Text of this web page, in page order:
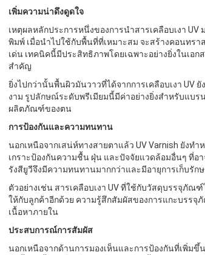
เพิ่มความน่าดึงดูดใจ
เหตุผลหลักประการหนึ่งของการนําสารเคลือบเงา
พิมพ์ เมื่อนําไปใช้กับพื้นที่ที่เหมาะสม จะสร้างคอนทร
เด่น เทคนิคนี้มีประสิทธิภาพโดยเฉพาะอย่างยิ่งในเอ
สําคัญ
ยิ่งไปกว่านั้นพื้นผิวมันวาวที่ได้จากการเคลือบเงา
งาม รูปลักษณ์ระดับพรีเมียมนี้มีค่าอย่างยิ่งสําหรับแบ
ผลิตภัณฑ์ของตน
การป้องกันและความทนทาน
นอกเหนือจากเสน่ห์ทางสายตาแล้ว UV Varnish ยัง
เกราะป้องกันความชื้น ฝุ่น และปัจจัยแวดล้อมอื่นๆ ที่อ
รังสียูวีจึงมีความทนทานมากกว่าและมีอายุการเก็บรัก
ตัวอย่างเช่น สารเคลือบเงา UV ที่ใช้กับวัสดุบรรจุภั
ให้กับลูกค้าอีกด้วย ความรู้สึกสัมผัสของการแกะบรรจุ
เนื้อหาภายใน
ประสบการณ์การสัมผัส
นอกเหนือจากด้านการมองเห็นและการป้องกันที่เพิ่ม